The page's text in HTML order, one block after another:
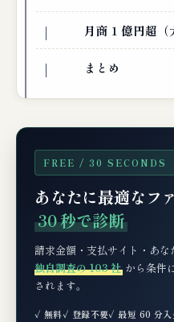
月商 1 億円超（
まとめ
FREE / 30 SECONDS
あなたに最適なフ
30 秒で診断
請求金額・支払サイト・あな
独自調査の 103 社 から条件
されます。
✓ 無料✓ 登録不要✓ 最短 60 分入